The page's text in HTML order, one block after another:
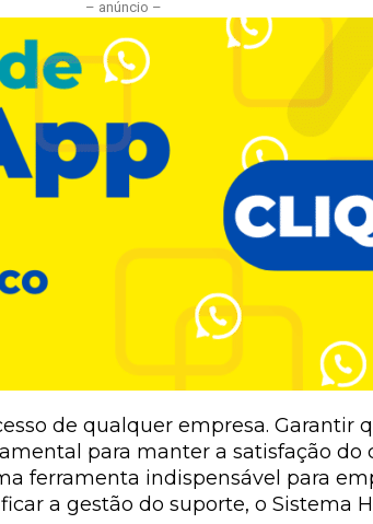
– anúncio –
de qualquer empresa. Garantir
para manter a satisfação do
ferramenta indispensável para
a gestão do suporte, o Sistema